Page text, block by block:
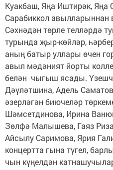
Куакбаш, Яңа Иштирәк, Яңа
Сарабиккол авылларыннан
Сәхнәдән төрле телләрдә
турында җыр-көйләр,
аның батыр уллары өчен
авыл мәдәният йорты
белән чыгыш ясады.
Дәүләтшина, Адель
әзерләгән биючеләр
Шәмсетдинова, Ирина
Зөлфә Малышева, Гаяз
Айсылу Саримова, Ярия
концертта гына түгел,
чын күңелдән